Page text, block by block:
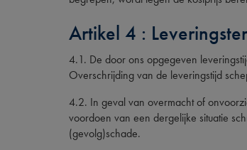
Artikel 4 :
4.1. De door ons opgegeven
Overschrijding van de leveringstijd
4.2. In geval van overmacht of
voordoen van een dergelijke situatie
(gevolg)schade.